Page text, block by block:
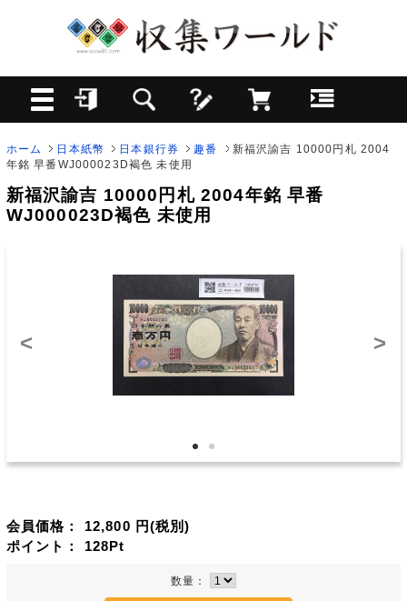
ホーム 日本紙幣 日本銀行券 趣番
新福沢諭吉 10000円札 2004
年銘 早番WJ000023D褐色 未使用
新福沢諭吉 10000円札 2004年銘 早番
WJ000023D褐色 未使用
< >
会員価格： 12,800 円(税別)
ポイント： 128Pt
数量：